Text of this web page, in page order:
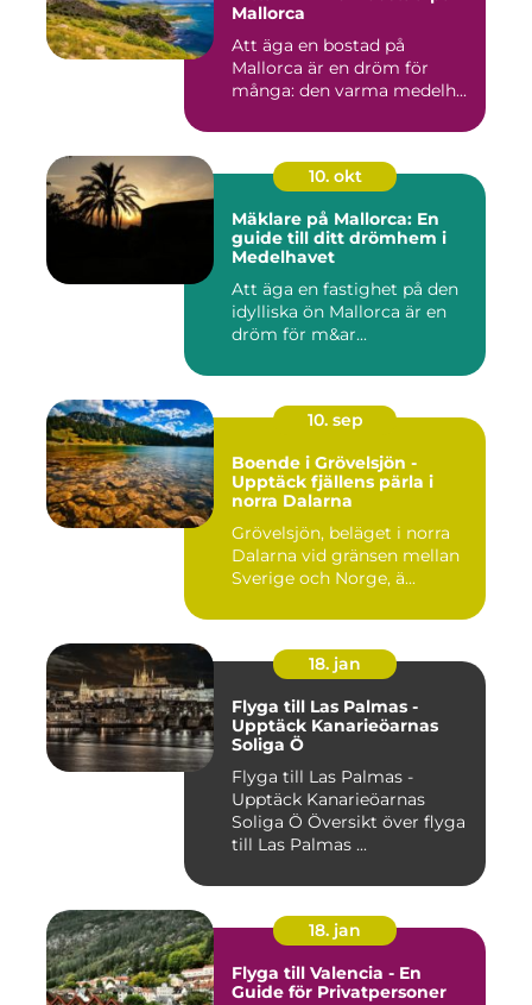
Mallorca
Att äga en bostad på
Mallorca är en dröm för
många: den varma medelh...
10. okt
Mäklare på Mallorca: En
guide till ditt drömhem i
Medelhavet
Att äga en fastighet på den
idylliska ön Mallorca är en
dröm för m&ar...
10. sep
Boende i Grövelsjön -
Upptäck fjällens pärla i
norra Dalarna
Grövelsjön, beläget i norra
Dalarna vid gränsen mellan
Sverige och Norge, ä...
18. jan
Flyga till Las Palmas -
Upptäck Kanarieöarnas
Soliga Ö
Flyga till Las Palmas -
Upptäck Kanarieöarnas
Soliga Ö Översikt över flyga
till Las Palmas ...
18. jan
Flyga till Valencia - En
Guide för Privatpersoner